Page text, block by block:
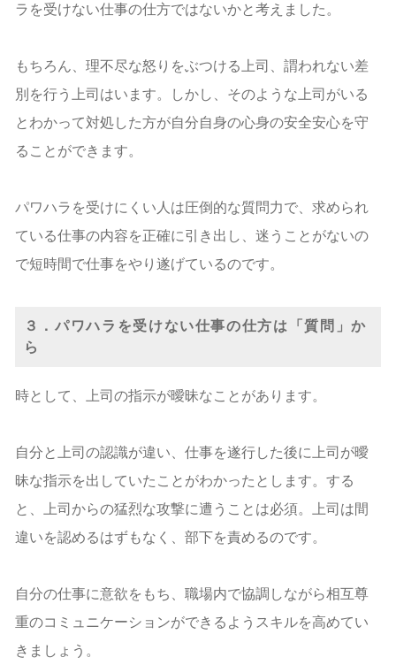
ラを受けない仕事の仕方ではないかと考えました。
もちろん、理不尽な怒りをぶつける上司、謂われない差
別を行う上司はいます。しかし、そのような上司がいる
とわかって対処した方が自分自身の心身の安全安心を守
ることができます。
パワハラを受けにくい人は圧倒的な質問力で、求められ
ている仕事の内容を正確に引き出し、迷うことがないの
で短時間で仕事をやり遂げているのです。
３．パワハラを受けない仕事の仕方は「質問」か
ら
時として、上司の指示が曖昧なことがあります。
自分と上司の認識が違い、仕事を遂行した後に上司が曖
昧な指示を出していたことがわかったとします。する
と、上司からの猛烈な攻撃に遭うことは必須。上司は間
違いを認めるはずもなく、部下を責めるのです。
自分の仕事に意欲をもち、職場内で協調しながら相互尊
重のコミュニケーションができるようスキルを高めてい
きましょう。